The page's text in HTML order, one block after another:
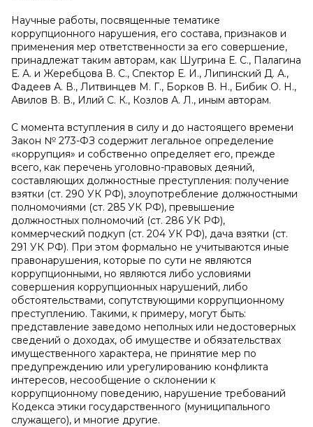
Научные работы, посвященные тематике
коррупционного нарушения, его состава, признаков и
применения мер ответственности за его совершение,
принадлежат таким авторам, как Шугрина Е. С., Палагина
Е. А. и Жеребцова В. С., Спектор Е. И., Липинский Д. А.,
Фадеев А. В., Литвинцев М. Г., Борков В. Н., Бибик О. Н.,
Авилов В. В., Илий С. К., Козлов А. Л., иным авторам.
С момента вступления в силу и до настоящего времени
Закон № 273-ФЗ содержит легальное определение
«коррупция» и собственно определяет его, прежде
всего, как перечень уголовно-правовых деяний,
составляющих должностные преступления: получение
взятки (ст. 290 УК РФ), злоупотребление должностными
полномочиями (ст. 285 УК РФ), превышение
должностных полномочий (ст. 286 УК РФ),
коммерческий подкуп (ст. 204 УК РФ), дача взятки (ст.
291 УК РФ). При этом формально не учитываются иные
правонарушения, которые по сути не являются
коррупционными, но являются либо условиями
совершения коррупционных нарушений, либо
обстоятельствами, сопутствующими коррупционному
преступлению. Такими, к примеру, могут быть:
представление заведомо неполных или недостоверных
сведений о доходах, об имуществе и обязательствах
имущественного характера, не принятие мер по
предупреждению или урегулированию конфликта
интересов, несообщение о склонении к
коррупционному поведению, нарушение требований
Кодекса этики государственного (муниципального
служащего), и многие другие.